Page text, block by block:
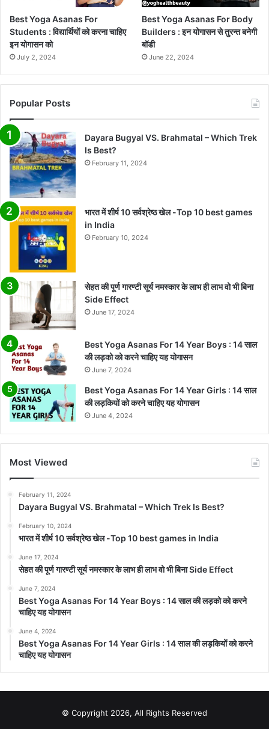
Best Yoga Asanas For
Students : विद्यार्थियों को करना चाहिए
इन योगासन को
July 2, 2024
Best Yoga Asanas For Body
Builders : इन योगासन से तुरन्त बनेगी
बॉडी
June 22, 2024
Popular Posts
Dayara Bugyal VS. Brahmatal – Which Trek
Is Best?
February 11, 2024
भारत में शीर्ष 10 सर्वश्रेष्ठ खेल -Top 10 best games
in India
February 10, 2024
सेहत की पूर्ण गारण्टी सूर्य नमस्कार के लाभ ही लाभ वो भी बिना
Side Effect
June 17, 2024
Best Yoga Asanas For 14 Year Boys : 14 साल
की लड़को को करने चाहिए यह योगासन
June 7, 2024
Best Yoga Asanas For 14 Year Girls : 14 साल
की लड़कियों को करने चाहिए यह योगासन
June 4, 2024
Most Viewed
February 11, 2024
Dayara Bugyal VS. Brahmatal – Which Trek Is Best?
February 10, 2024
भारत में शीर्ष 10 सर्वश्रेष्ठ खेल -Top 10 best games in India
June 17, 2024
सेहत की पूर्ण गारण्टी सूर्य नमस्कार के लाभ ही लाभ वो भी बिना Side Effect
June 7, 2024
Best Yoga Asanas For 14 Year Boys : 14 साल की लड़को को करने
चाहिए यह योगासन
June 4, 2024
Best Yoga Asanas For 14 Year Girls : 14 साल की लड़कियों को करने
चाहिए यह योगासन
© Copyright 2026, All Rights Reserved